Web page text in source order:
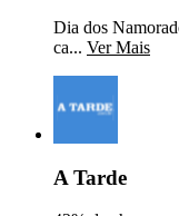
Dia dos
ca... Ver Mais
A Tarde